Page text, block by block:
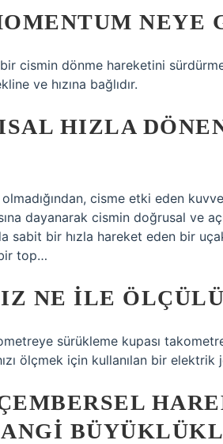
NEYE
cismin dönme hareketini
ve hızına bağlıdır.
HIZLA
cisme etki eden
dayanarak cismin doğrusal ve
sabit bir hızla hareket eden bir
top…
NE ILE
sürükleme kupası
ölçmek için kullanılan bir elektrik